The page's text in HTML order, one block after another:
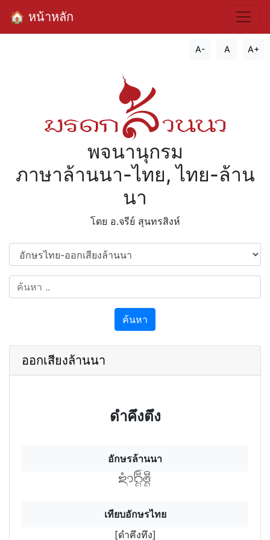
🏠 หน้าหลัก
A- A A+
พจนานุกรม
ภาษาล้านนา-ไทย, ไทย-ล้าน
นา
โดย อ.จรีย์​ สุนทรสิงห์
ค้นหา
ออกเสียงล้านนา
ดำคึงตึง
อักษรล้านนา
ดำฅึงฯทึงฯ
เทียบอักษรไทย
[ดำฅึงทึง]